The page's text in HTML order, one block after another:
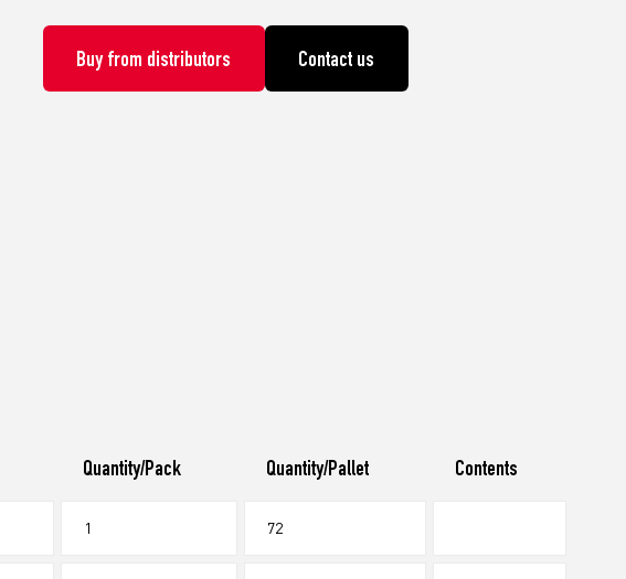
Buy from distributors Contact us
Quantity/Pack Quantity/Pallet Contents
1 72